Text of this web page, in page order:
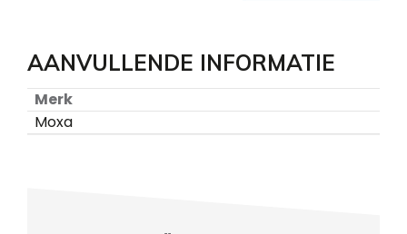
AANVULLENDE INFORMATIE
Merk
Moxa